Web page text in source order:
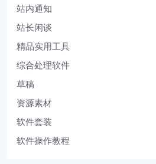
站内通知
站长闲谈
精品实用工具
综合处理软件
草稿
资源素材
软件套装
软件操作教程